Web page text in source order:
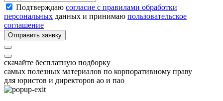
Подтверждаю согласие с правилами обработки
персональных данных и принимаю пользовательское
соглашение
Отправить заявку
скачайте бесплатную подборку
самых полезных материалов по корпоративному праву
для юристов и директоров ао и пао